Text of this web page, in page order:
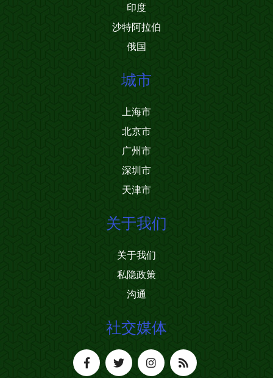
印度
沙特阿拉伯
俄国
城市
上海市
北京市
广州市
深圳市
天津市
关于我们
关于我们
私隐政策
沟通
社交媒体